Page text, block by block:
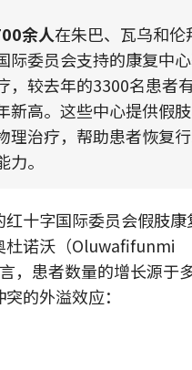
余人在朱巴、瓦乌和伦
际委员会支持的康复中
，较去年的3300名患者
新高。这些中心提供假
理治疗，帮助患者恢复
。
红十字国际委员会假肢康
诺沃（Oluwafifunmi
，患者数量的增长源于多
的外溢效应：